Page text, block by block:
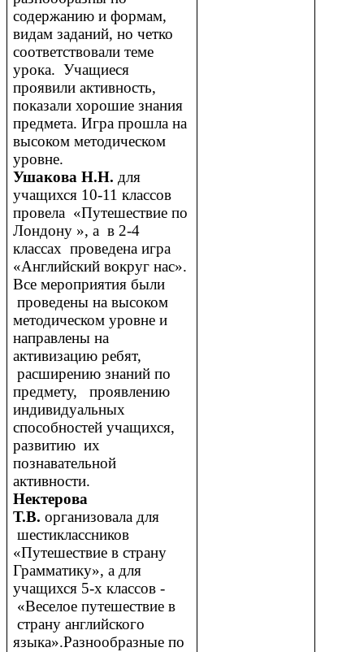
содержанию и формам,
видам заданий, но четко
соответствовали теме
урока. Учащиеся
проявили активность,
показали хорошие знания
предмета. Игра прошла на
высоком методическом
уровне.
Ушакова Н.Н. для
учащихся 10-11 классов
провела «Путешествие по
Лондону », а в 2-4
классах проведена игра
«Английский вокруг нас».
Все мероприятия были
проведены на высоком
методическом уровне и
направлены на
активизацию ребят,
расширению знаний по
предмету, проявлению
индивидуальных
способностей учащихся,
развитию их
познавательной
активности.
Нектерова
Т.В. организовала для
шестиклассников
«Путешествие в страну
Грамматику», а для
учащихся 5-х классов -
«Веселое путешествие в
страну английского
языка».Разнообразные по